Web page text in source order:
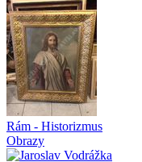
Rám - Historizmus
Obrazy